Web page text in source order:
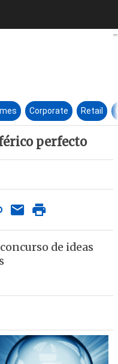
del periférico
Corporate Retail
perfecto
de ideas